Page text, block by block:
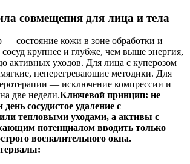
совмещения для лица и тела
состояние кожи в зоне обработки и
крупнее и глубже, чем выше энергия,
активных уходов. Для лица с куперозом
неперегревающие методики. Для
— исключение компрессии и
две недели.Ключевой принцип: не
сосудистое удаление с
тепловыми уходами, а активы с
потенциалом вводить только
воспалительного окна.